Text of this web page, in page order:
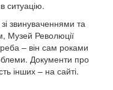
ситуацію.
звинуваченнями та
Музей Революції
– він сам роками
Документи про
інших – на сайті.